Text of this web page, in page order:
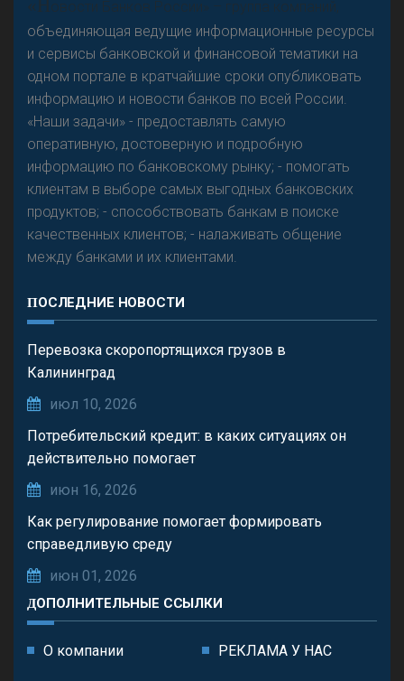
«Н
овости Банков России» – группа компаний,
объединяющая ведущие информационные ресурсы
и сервисы банковской и финансовой тематики на
одном портале в кратчайшие сроки опубликовать
информацию и новости банков по всей России.
«Наши задачи» - предоставлять самую
оперативную, достоверную и подробную
информацию по банковскому рынку; - помогать
клиентам в выборе самых выгодных банковских
продуктов; - способствовать банкам в поиске
качественных клиентов; - налаживать общение
между банками и их клиентами.
ПОСЛЕДНИЕ НОВОСТИ
Перевозка скоропортящихся грузов в
Калининград
июл 10, 2026
Потребительский кредит: в каких ситуациях он
действительно помогает
июн 16, 2026
Как регулирование помогает формировать
справедливую среду
июн 01, 2026
ДОПОЛНИТЕЛЬНЫЕ ССЫЛКИ
О компании РЕКЛАМА У НАС